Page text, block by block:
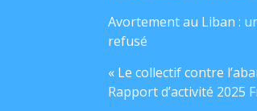
Avortement au Liban :
refusé
« Le collectif contre
Rapport d’activité 2025